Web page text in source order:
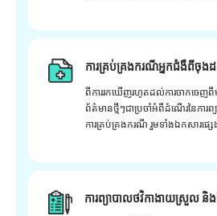
ការគ្រប់គ្រងករណីអ្នកជំងឺពីចុ
ពីការរកឃើញរហូតដល់ការចាកចេញពី
ព័ត៌មានថ្មីៗជាប្រចាំអំពីដំណើរនៃកា
ការគ្រប់គ្រងករណី រួមទាំងឯកសារផ្ស
ការព្យាបាលថវិកាងាយស្រួល និ